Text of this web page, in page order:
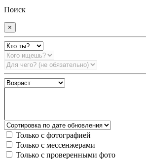
Поиск
×
Только с фотографией
Только с мессенжерами
Только с проверенными фото